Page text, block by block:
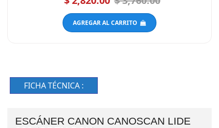
AGREGAR AL CARRITO
FICHA TÉCNICA :
300 (OPEN BOX)